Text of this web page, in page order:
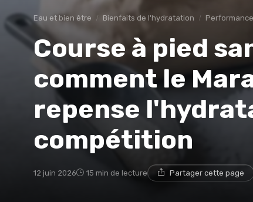
Eau et bien être Bienfaits de l'hydratation
Course à pied
comment le
repense
compétition
12 juin 2026 15 min de lecture Partager cette page